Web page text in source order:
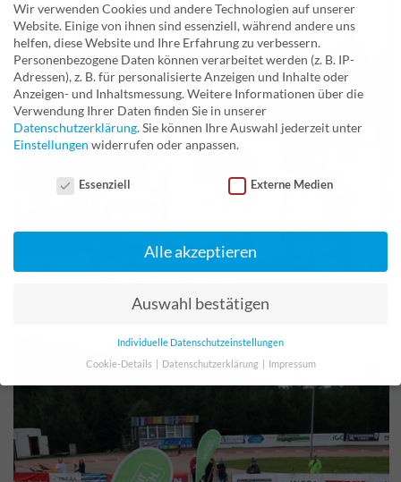
Wir verwenden Cookies und andere Technologien auf unserer
Website. Einige von ihnen sind essenziell, während andere uns
helfen, diese Website und Ihre Erfahrung zu verbessern.
Personenbezogene Daten können verarbeitet werden (z. B. IP-
Adressen), z. B. für personalisierte Anzeigen und Inhalte oder
Anzeigen- und Inhaltsmessung.Weitere Informationen über die
Verwendung Ihrer Daten finden Sie in unserer
Datenschutzerklärung.Sie können Ihre Auswahl jederzeit unter
Einstellungen widerrufen oder anpassen.
Datenschutzeinstellungen
Essenziell Externe Medien
Alle akzeptieren
Auswahl bestätigen
Individuelle Datenschutzeinstellungen
Cookie-Details
Datenschutzerklärung Impressum
Datenschutzeinstellungen
Wenn Sie unter 16 Jahre alt sind und Ihre Zustimmung zu
freiwilligen Diensten geben möchten, müssen Sie Ihre
Erziehungsberechtigten um Erlaubnis bitten.